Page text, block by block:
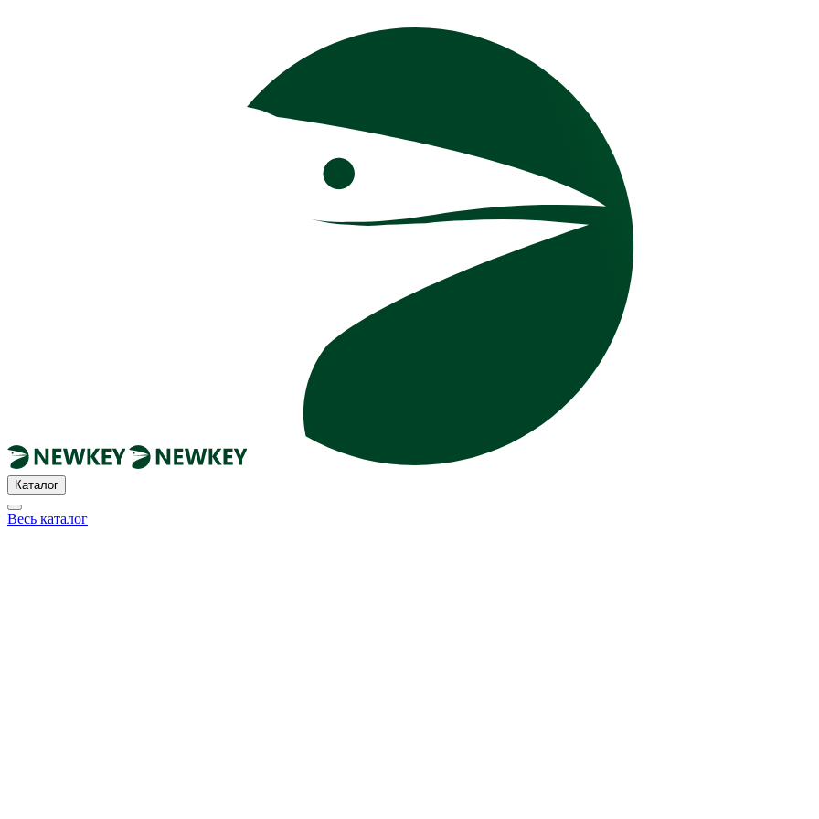
Каталог
Весь каталог